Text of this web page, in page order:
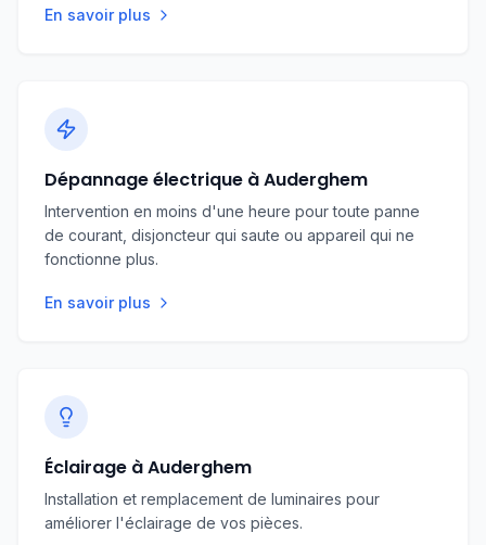
En savoir plus
Dépannage électrique à Auderghem
Intervention en moins d'une heure pour toute panne
de courant, disjoncteur qui saute ou appareil qui ne
fonctionne plus.
En savoir plus
Éclairage à Auderghem
Installation et remplacement de luminaires pour
améliorer l'éclairage de vos pièces.